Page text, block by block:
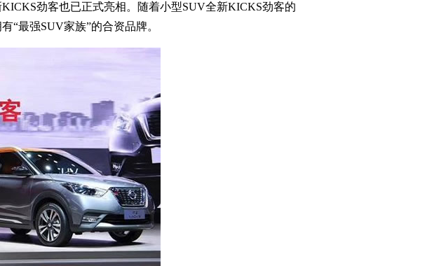
劲客也已正式亮相。随着小型SUV全新KICKS劲客的
“最强SUV家族”的合资品牌。